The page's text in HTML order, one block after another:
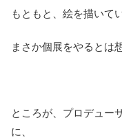
もともと、絵を描いて
まさか個展をやるとは
ところが、プロデュー
に、